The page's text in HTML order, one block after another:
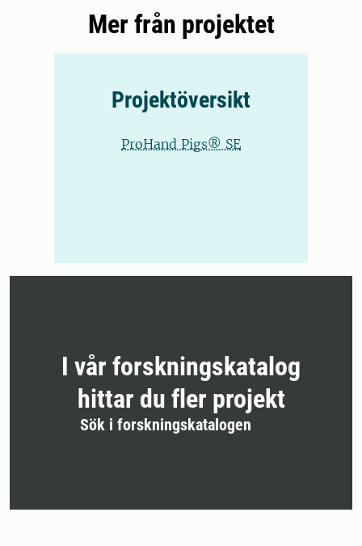
Mer från projektet
Projektöversikt
ProHand Pigs® SE
I vår forskningskatalog
hittar du fler projekt
Sök i forskningskatalogen